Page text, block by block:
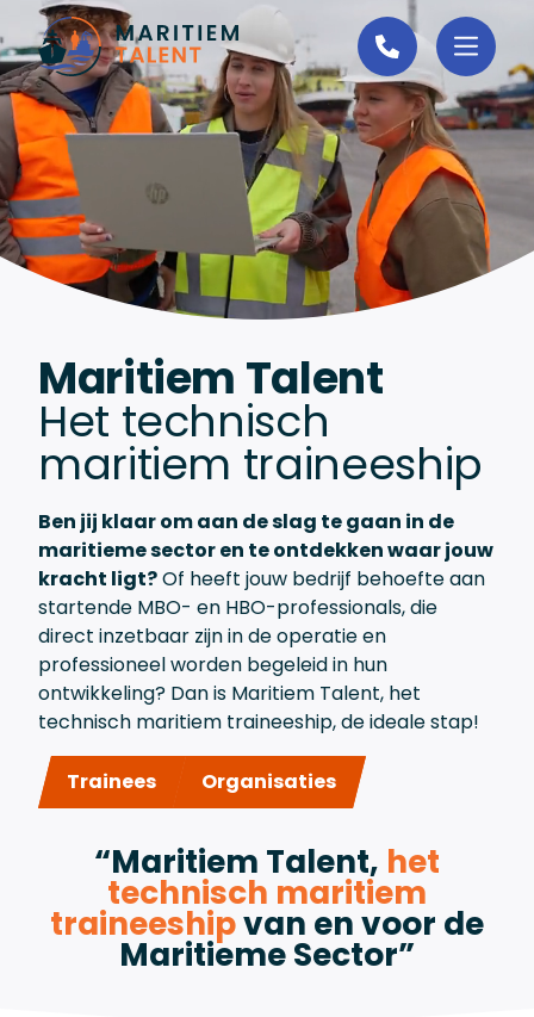
Ga naar de inhoud
Maritiem Talent
Het technisch
maritiem traineeship
Ben jij klaar om aan de slag te gaan in de
maritieme sector en te ontdekken waar jouw
kracht ligt?Of heeft jouw bedrijf behoefte aan
startende MBO- en HBO-professionals, die
direct inzetbaar zijn in de operatie en
professioneel worden begeleid in hun
ontwikkeling? Dan is Maritiem Talent, het
technisch maritiem traineeship,de ideale stap!
Trainees Organisaties
“Maritiem Talent, het
technisch maritiem
traineeshipvan en voor de
Maritieme Sector”